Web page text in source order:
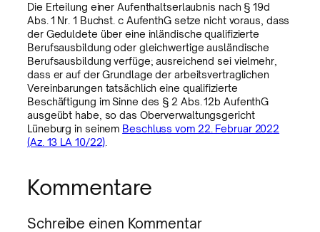
Die Erteilung einer Aufenthaltserlaubnis nach § 19d
Abs. 1 Nr. 1 Buchst. c AufenthG setze nicht voraus, dass
der Geduldete über eine inländische qualifizierte
Berufsausbildung oder gleichwertige ausländische
Berufsausbildung verfüge; ausreichend sei vielmehr,
dass er auf der Grundlage der arbeitsvertraglichen
Vereinbarungen tatsächlich eine qualifizierte
Beschäftigung im Sinne des § 2 Abs. 12b AufenthG
ausgeübt habe, so das Oberverwaltungsgericht
Lüneburg in seinem Beschluss vom 22. Februar 2022
(Az. 13 LA 10/22)
Kommentare
Schreibe einen Kommentar